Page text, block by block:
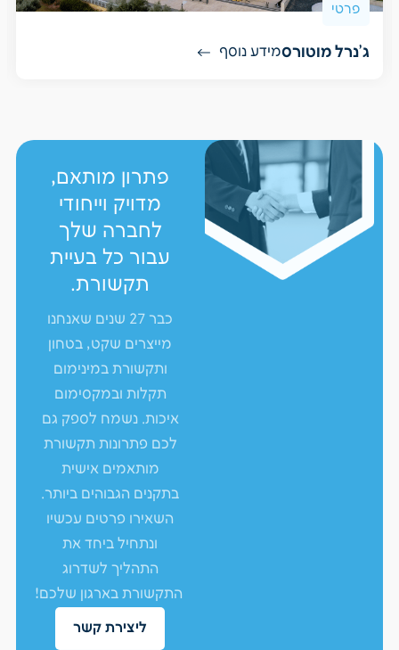
פרטי
ג'נרל מוטורסמידע נוסף
פתרון מותאם,
מדויק וייחודי
לחברה שלך
עבור כל בעיית
תקשורת.
כבר 27 שנים שאנחנו
מייצרים שקט, בטחון
ותקשורת במינימום
תקלות ובמקסימום
איכות. נשמח לספק גם
לכם פתרונות תקשורת
מותאמים אישית
בתקנים הגבוהים ביותר.
השאירו פרטים עכשיו
ונתחיל ביחד את
התהליך לשדרוג
התקשורת בארגון שלכם!
ליצירת קשר